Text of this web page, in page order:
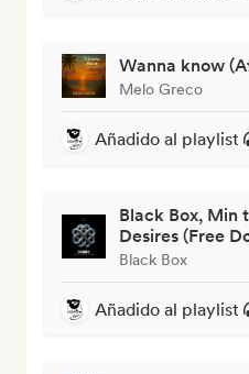
Wanna know
Melo Greco
Añadido al playlist
Black Box, Min
Desires (Free
Black Box
Añadido al playlist